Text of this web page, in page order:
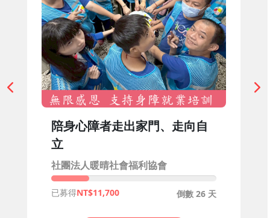
陪身心障者走出家門、走向自
立
社團法人暖晴社會福利協會
倒數 26 天
已募得 11,700